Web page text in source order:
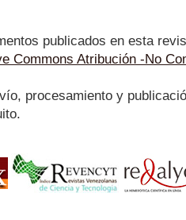
publicados en esta
Commons Atribución -No
procesamiento y